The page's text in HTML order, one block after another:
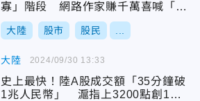
寡」階段 網路作家賺千萬喜喊「斷
更」
大陸 股市 股民
大陸
史上最快！陸A股成交額「35分鐘破
1兆人民幣」 滬指上3200點創1年
2024/09/30 13:33